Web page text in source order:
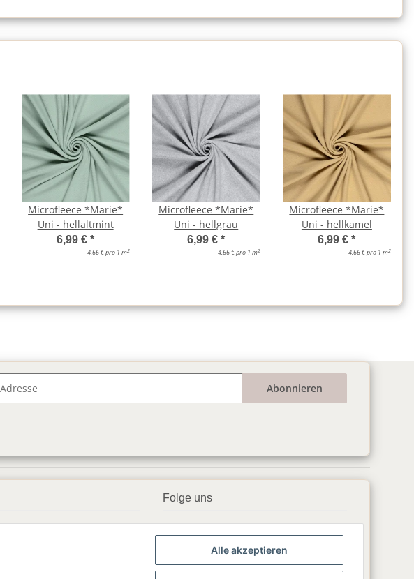
Microfleece *Marie*
Uni - hellaltmint
6,99 €*
4,66 € pro 1 m2
Microfleece *Marie*
Uni - hellgrau
6,99 €*
4,66 € pro 1 m2
Microfleece *Marie*
Uni - hellkamel
6,99 €*
4,66 € pro 1 m2
Abonnieren
Folge uns
▶️ YouTube
Alle akzeptieren